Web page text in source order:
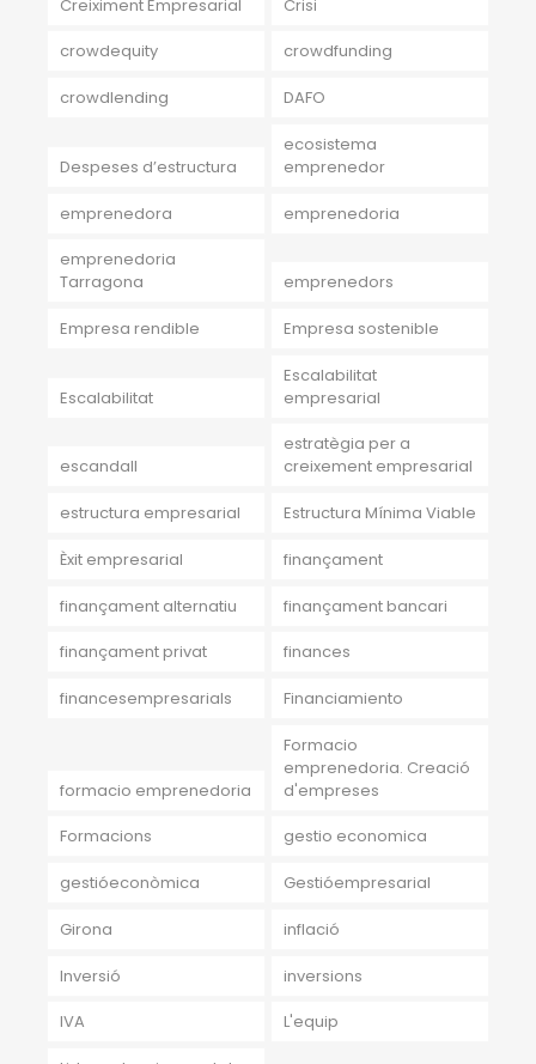
Creiximent Empresarial Crisi
crowdequity crowdfunding
crowdlending DAFO
Despeses d’estructura
ecosistema
emprenedor
emprenedora emprenedoria
emprenedoria
Tarragona
emprenedors
Empresa rendible Empresa sostenible
Escalabilitat
Escalabilitat
empresarial
escandall
estratègia per a
creixement empresarial
estructura empresarial Estructura Mínima Viable
Èxit empresarial finançament
finançament alternatiu finançament bancari
finançament privat finances
financesempresarials Financiamiento
formacio emprenedoria
Formacio
emprenedoria. Creació
d'empreses
Formacions gestio economica
gestióeconòmica Gestióempresarial
Girona inflació
Inversió inversions
IVA L'equip